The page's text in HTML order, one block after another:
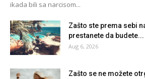
ikada bili sa narcisom...
Zašto ste prema sebi
prestanete da budete...
Aug 6, 2026
Zašto se ne možete